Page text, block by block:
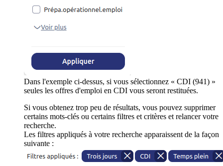
Dans l'exemple ci-dessus, si vous sélectionnez « CDI (941) »
seules les offres d'emploi en CDI vous seront restituées.
Si vous obtenez trop peu de résultats, vous pouvez supprimer
certains mots-clés ou certains filtres et critères et relancer votre
recherche.
Les filtres appliqués à votre recherche apparaissent de la façon
suivante :